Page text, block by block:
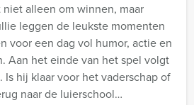
alleen om winnen, maar
leggen de leukste momenten
voor een dag vol humor, actie en
Aan het einde van het spel volgt
hij klaar voor het vaderschap of
naar de luierschool…